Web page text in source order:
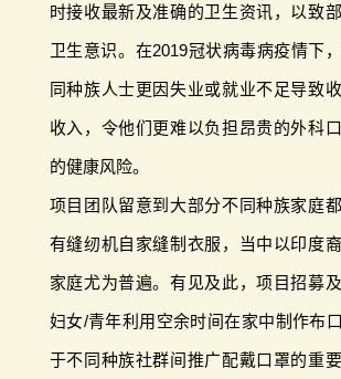
时接收最新及准确的卫生资讯，以致
卫生意识。在2019冠状病毒病疫情下
同种族人士更因失业或就业不足导致
收入，令他们更难以负担昂贵的外科
的健康风险。
项目团队留意到大部分不同种族家庭
有缝纫机自家缝制衣服，当中以印度
家庭尤为普遍。有见及此，项目招募
妇女/青年利用空余时间在家中制作布
于不同种族社群间推广配戴口罩的重